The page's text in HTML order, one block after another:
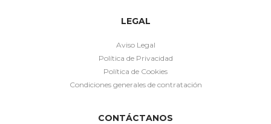
LEGAL
Aviso Legal
Política de Privacidad
Política de Cookies
Condiciones generales de contratación
CONTÁCTANOS